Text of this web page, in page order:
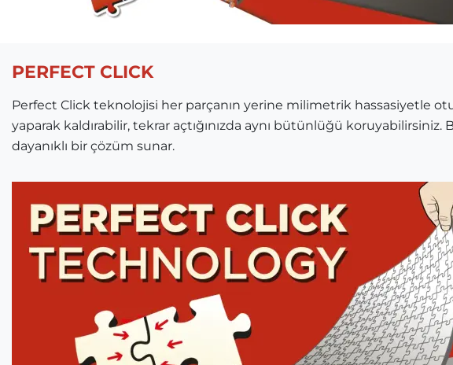
PERFECT CLICK
Perfect Click teknolojisi her parçanın yerine milimetrik hassasiyetle
yaparak kaldırabilir, tekrar açtığınızda aynı bütünlüğü
dayanıklı bir çözüm sunar.